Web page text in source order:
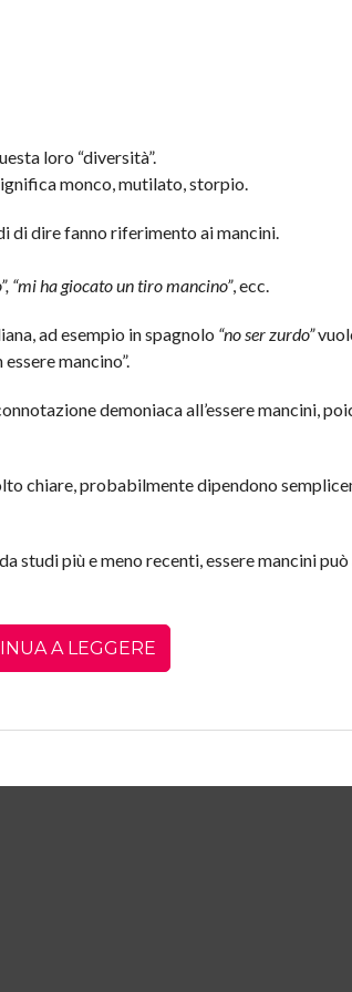
loro “diversità”.
monco, mutilato, storpio.
di dire fanno riferimento ai mancini.
“mi ha giocato un tiro mancino”, ecc.
ad esempio in spagnolo “no ser zurdo”
mancino”.
demoniaca all’essere mancini,
chiare, probabilmente dipendono
studi più e meno recenti, essere mancini può
A LEGGERE